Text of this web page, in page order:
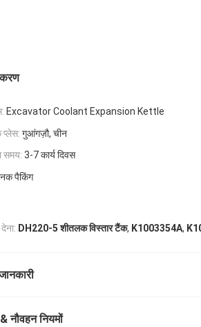
Excavator Coolant Expansion Kettle
प्लेस: गुआंगज़ौ, चीन
समय: 3-7 कार्य दिवस
पैकिंग
DH220-5 शीतलक विस्तार टैंक, K1003354A,
नौवहन नियमों